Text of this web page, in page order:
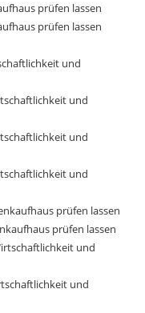
prüfen lassen
prüfen lassen
und
und
und
und
prüfen lassen
prüfen lassen
und
und